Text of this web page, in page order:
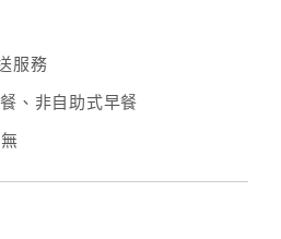
服務
、非自助式早餐
無